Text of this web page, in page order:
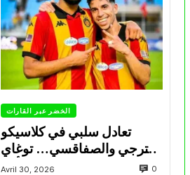
الخضر عبر القارات
تعادل سلبي في كلاسيكو
الترجي والصفاقسي… توغاي
يهدر ركلة جزاء وبوعالية يتألق
Avril 30, 2026 0